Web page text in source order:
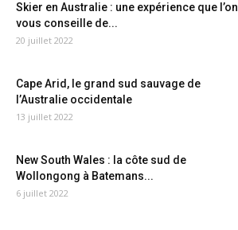
Skier en Australie : une expérience que l’on
vous conseille de...
20 juillet 2022
Cape Arid, le grand sud sauvage de
l’Australie occidentale
13 juillet 2022
New South Wales : la côte sud de
Wollongong à Batemans...
6 juillet 2022